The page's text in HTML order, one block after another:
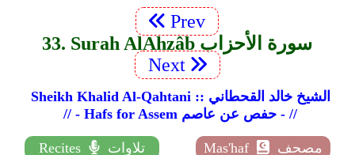
Prev
33. Surah Al­Ahzâb سورة الأحزاب
Next
Sheikh Khalid Al-Qahtani :: الشيخ خالد القحطاني
// - Hafs for Assem حفص عن عاصم - //
Recites تلاوات Mas'haf
مصحف